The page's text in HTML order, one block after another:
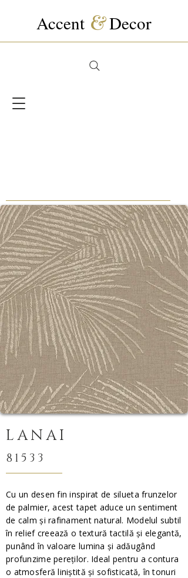
Accent &Decor
LANAI
81533
Cu un desen fin inspirat de silueta frunzelor
de palmier, acest tapet aduce un sentiment
de calm și rafinament natural. Modelul subtil
în relief creează o textură tactilă și elegantă,
punând în valoare lumina și adăugând
profunzime pereților. Ideal pentru a contura
o atmosferă liniștită și sofisticată, în tonuri